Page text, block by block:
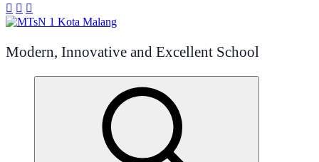
Modern, Innovative and Excellent School